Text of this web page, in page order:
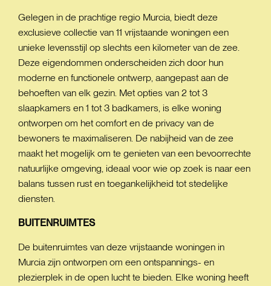
Gelegen in de prachtige regio Murcia, biedt deze
exclusieve collectie van 11 vrijstaande woningen een
unieke levensstijl op slechts een kilometer van de zee.
Deze eigendommen onderscheiden zich door hun
moderne en functionele ontwerp, aangepast aan de
behoeften van elk gezin. Met opties van 2 tot 3
slaapkamers en 1 tot 3 badkamers, is elke woning
ontworpen om het comfort en de privacy van de
bewoners te maximaliseren. De nabijheid van de zee
maakt het mogelijk om te genieten van een bevoorrechte
natuurlijke omgeving, ideaal voor wie op zoek is naar een
balans tussen rust en toegankelijkheid tot stedelijke
diensten.
BUITENRUIMTES
De buitenruimtes van deze vrijstaande woningen in
Murcia zijn ontworpen om een ontspannings- en
plezierplek in de open lucht te bieden. Elke woning heeft